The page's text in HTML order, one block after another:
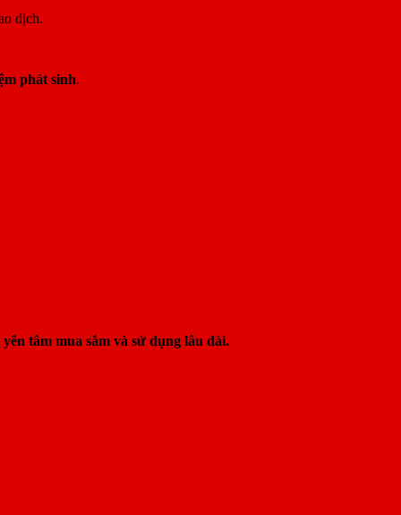
dịch.
phát sinh.
tâm mua sắm và sử dụng lâu dài.